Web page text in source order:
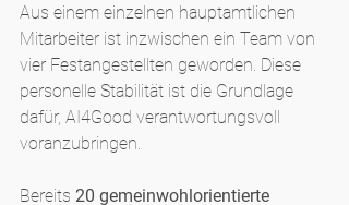
Aus einem einzelnen hauptamtlichen
Mitarbeiter ist inzwischen ein Team von
vier Festangestellten geworden. Diese
personelle Stabilität ist die Grundlage
dafür, AI4Good verantwortungsvoll
voranzubringen.
Bereits 20 gemeinwohlorientierte